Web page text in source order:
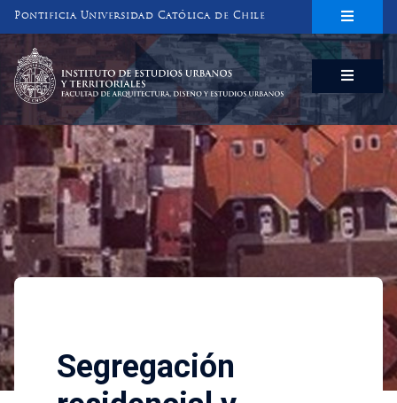
Pontificia Universidad Católica de Chile
INSTITUTO DE ESTUDIOS URBANOS
Y TERRITORIALES
FACULTAD DE ARQUITECTURA, DISEÑO Y ESTUDIOS URBANOS
Segregación residencial y
Segregación